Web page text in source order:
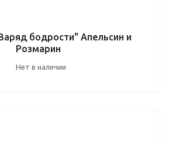
бодрости" Апельсин и
Розмарин
Нет в наличии